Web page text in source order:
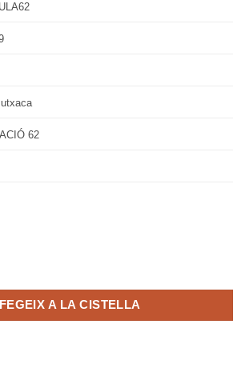
62
la ciutat dels sants
A LA CISTELLA